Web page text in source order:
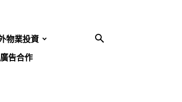
物業投資
廣告合作